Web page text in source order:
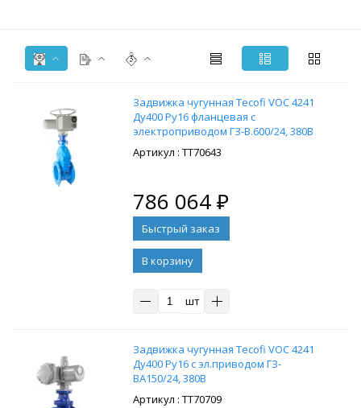
Задвижка чугунная Tecofi VOC 4241
Ду400 Ру16 фланцевая с
электроприводом ГЗ-В.600/24, 380В
: ТТ70643
786 064₽
В корзину
шт
Задвижка чугунная Tecofi VOC 4241
Ду400 Ру16 с эл.приводом ГЗ-
ВА150/24, 380В
: ТТ70709